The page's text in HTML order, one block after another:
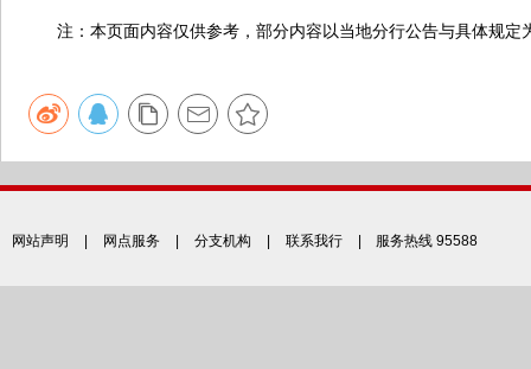
注：本页面内容仅供参考，部分内容以当地分行公告与具体规定
网站声明 网点服务 分支机构 联系我行 | 服务热线 95588